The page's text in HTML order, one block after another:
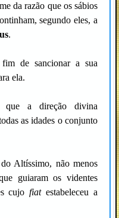
da razão que os sábios
segundo eles, a
.
de sancionar a sua
ela.
que a direção divina
as idades o conjunto
Altíssimo, não menos
guiaram os videntes
cujofiatestabeleceu a